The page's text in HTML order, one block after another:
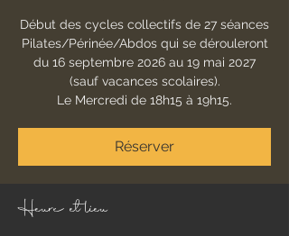
Début des cycles collectifs de 27 séances
Pilates/Périnée/Abdos qui se dérouleront
du 16 septembre 2026 au 19 mai 2027
(sauf vacances scolaires).
Le Mercredi de 18h15 à 19h15.
Réserver
Heure et lieu